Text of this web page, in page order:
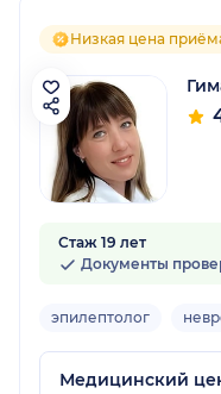
Низкая цена
Стаж 19 лет
Документы
эпилептолог
Медицинский